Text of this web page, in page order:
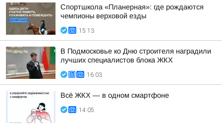
Спортшкола «Планерная»: где рождаются
чемпионы верховой езды
15:13
В Подмосковье ко Дню строителя наградили
лучших специалистов блока ЖКХ
16:03
Всё ЖКХ — в одном смартфоне
14:05